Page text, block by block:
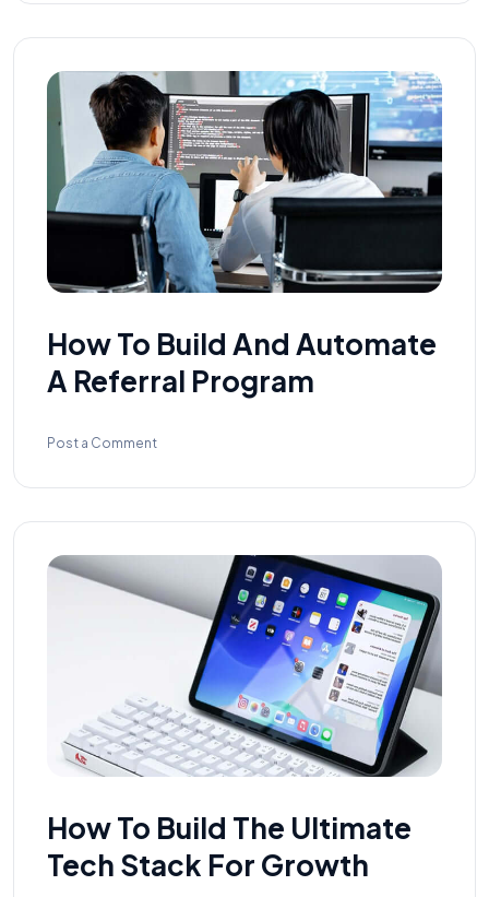
How To Build And Automate
A Referral Program
Post a Comment
How To Build The Ultimate
Tech Stack For Growth